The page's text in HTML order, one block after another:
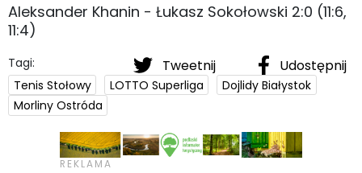
Aleksander Khanin - Łukasz Sokołowski 2:0 (11:6,
11:4)
Tweetnij Udostępnij
Tagi:
Tenis Stołowy
LOTTO Superliga
Dojlidy Białystok
Morliny Ostróda